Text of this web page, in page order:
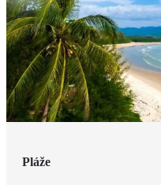
Pláže